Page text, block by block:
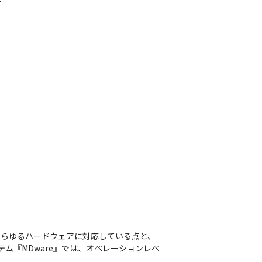
ゆるハードウェアに対応している点と、
ム『MDware』では、オペレーションレベ